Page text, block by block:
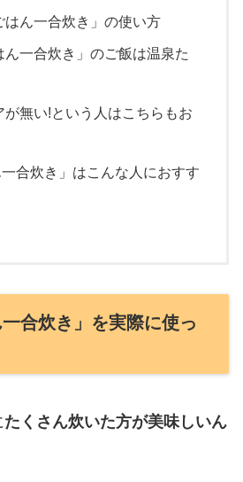
はん一合炊き」の使い方
ん一合炊き」のご飯は温泉た
が無い!という人はこちらもお
合炊き」はこんな人におすす
合炊き」を実際に使っ
たくさん炊いた方が美味しいん